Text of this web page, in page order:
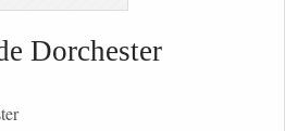
Dorchester